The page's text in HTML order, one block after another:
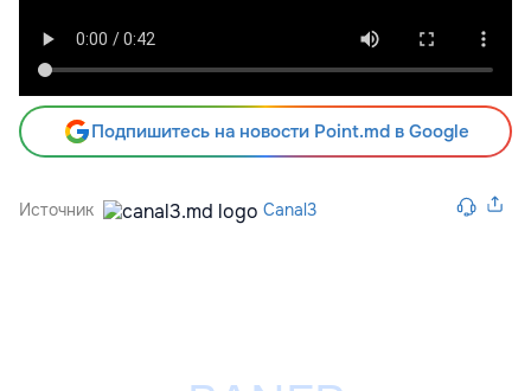
Подпишитесь на новости Point.md в Google
Источник Canal3